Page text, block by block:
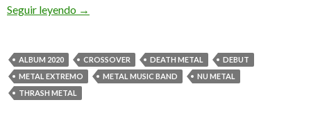
Seguir leyendo El Proyecto de Simone Casagrande debuta con
→
ALBUM 2020 CROSSOVER DEATH METAL
DEBUT
METAL EXTREMO
METAL MUSIC BAND
NU METAL
THRASH METAL